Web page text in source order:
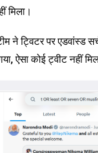
मिला।
ने ट्विटर पर एडवांस्ड
ऐसा कोई ट्वीट नहीं